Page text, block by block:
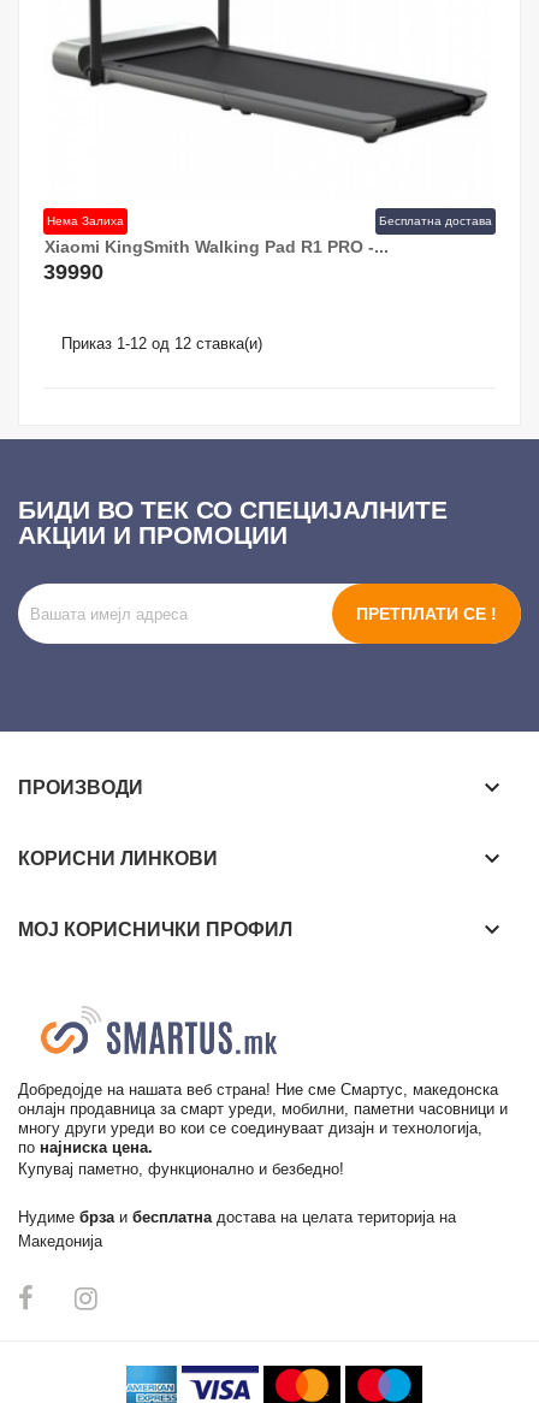
Нема Залиха Бесплатна достава
Xiaomi KingSmith Walking Pad R1 PRO -...
39990
Приказ 1-12 од 12 ставка(и)
БИДИ ВО ТЕК СО СПЕЦИЈАЛНИТЕ
АКЦИИ И ПРОМОЦИИ
ПРЕТПЛАТИ СЕ !
ПРОИЗВОДИ keyboard_arrow_down
КОРИСНИ ЛИНКОВИ keyboard_arrow_down
МОЈ КОРИСНИЧКИ ПРОФИЛ keyboard_arrow_down
Добредојде на нашата веб страна! Ние сме Смартус, македонска
онлајн продавница за смарт уреди, мобилни, паметни часовници и
многу други уреди во кои се соединуваат дизајн и технологија,
по најниска цена.
Купувај паметно, функционално и безбедно!
Нудиме брзаи бесплатна достава на целата територија на
Македонија